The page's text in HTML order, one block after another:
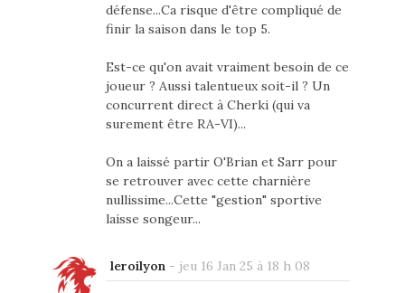
défense...Ca risque d'être compliqué de
finir la saison dans le top 5.
Est-ce qu'on avait vraiment besoin de ce
joueur ? Aussi talentueux soit-il ? Un
concurrent direct à Cherki (qui va
surement être RA-VI)...
On a laissé partir O'Brian et Sarr pour
se retrouver avec cette charnière
nullissime...Cette "gestion" sportive
laisse songeur...
leroilyon - jeu 16 Jan 25 à 18 h 08